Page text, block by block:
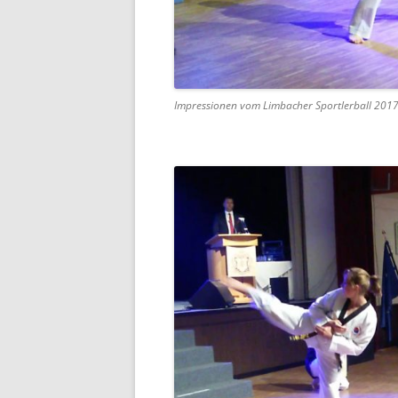
Impressionen vom Limbacher Sportlerball 2017